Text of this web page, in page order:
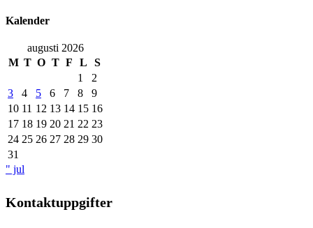
Kalender
augusti 2026
M T O T F L
S
1
2
3
4 5 6 7 8
9
10 11 12 13 14 15 16
17 18 19 20 21 22 23
24 25 26 27 28 29 30
31
" jul
Kontaktuppgifter